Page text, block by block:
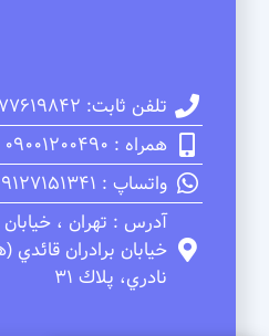
تلفن ثابت: 02177619842
همراه : 09001200490
واتساپ : 09127151341
آدرس : تهران ،
خيابان برادران قائدي
نادري، پلاك 31